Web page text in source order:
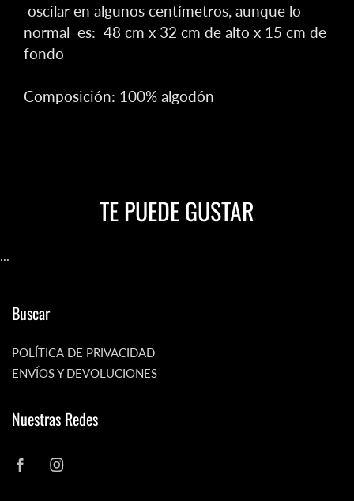
oscilar en algunos centímetros, aunque lo
normal es: 48 cm x 32 cm de alto x 15 cm de
fondo
Composición: 100% algodón
TE PUEDE GUSTAR
...
Buscar
POLÍTICA DE PRIVACIDAD
ENVÍOS Y DEVOLUCIONES
Nuestras Redes